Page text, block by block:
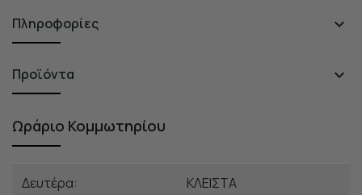
Πληροφορίες 
Προϊόντα 
Ωράριο Κομμωτηρίου
Δευτέρα: ΚΛΕΙΣΤΑ